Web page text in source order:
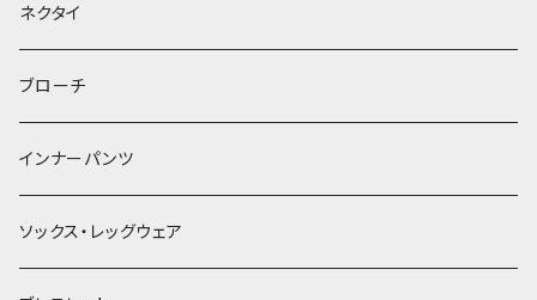
ヘッドドレス・カチューシャ
ヘアゴム
簪
ネクタイ
ブローチ
インナーパンツ
ソックス・レッグウェア